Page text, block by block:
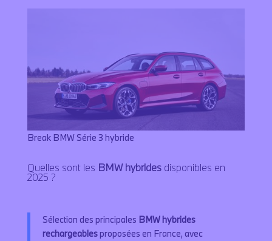
Break BMW Série 3 hybride
Quelles sont les BMW hybridesdisponibles en
2025 ?
Sélection des principales BMW hybrides
rechargeablesproposées en France, avec